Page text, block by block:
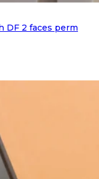
DF 2 faces perm